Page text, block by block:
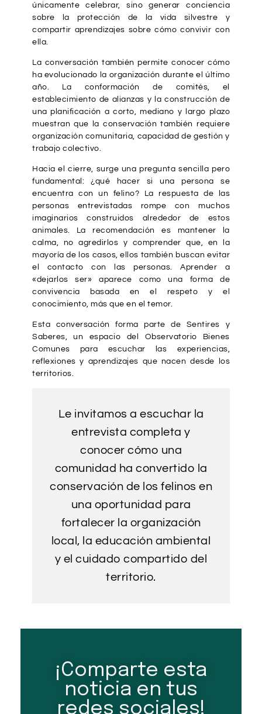
únicamente celebrar, sino generar conciencia
sobre la protección de la vida silvestre y
compartir aprendizajes sobre cómo convivir con
ella.
La conversación también permite conocer cómo
ha evolucionado la organización durante el último
año. La conformación de comités, el
establecimiento de alianzas y la construcción de
una planificación a corto, mediano y largo plazo
muestran que la conservación también requiere
organización comunitaria, capacidad de gestión y
trabajo colectivo.
Hacia el cierre, surge una pregunta sencilla pero
fundamental: ¿qué hacer si una persona se
encuentra con un felino? La respuesta de las
personas entrevistadas rompe con muchos
imaginarios construidos alrededor de estos
animales. La recomendación es mantener la
calma, no agredirlos y comprender que, en la
mayoría de los casos, ellos también buscan evitar
el contacto con las personas. Aprender a
«dejarlos ser» aparece como una forma de
convivencia basada en el respeto y el
conocimiento, más que en el temor.
Esta conversación forma parte de Sentires y
Saberes, un espacio del Observatorio Bienes
Comunes para escuchar las experiencias,
reflexiones y aprendizajes que nacen desde los
territorios.
Le invitamos a escuchar la
entrevista completa y
conocer cómo una
comunidad ha convertido la
conservación de los felinos en
una oportunidad para
fortalecer la organización
local, la educación ambiental
y el cuidado compartido del
territorio.
¡Comparte esta
noticia en tus
redes sociales!